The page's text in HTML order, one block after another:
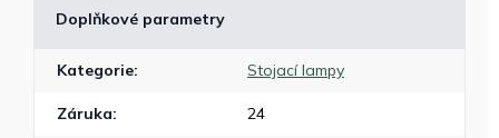
Doplňkové parametry
Kategorie: Stojací lampy
Záruka: 24